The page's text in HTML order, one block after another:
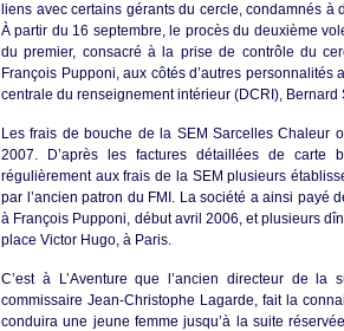
liens avec certains gérants du cercle, condamnés à
À partir du 16 septembre, le procès du deuxième
du premier, consacré à la prise de contrôle du
François Pupponi, aux côtés d’autres
centrale du renseignement intérieur (DCRI), Bernard
Les frais de bouche de la SEM Sarcelles Chaleur
2007. D’après les factures détaillées de carte
régulièrement aux frais de la SEM plusieurs
par l’ancien patron du FMI. La société a ainsi payé
à François Pupponi, début avril 2006, et plusieurs
place Victor Hugo, à Paris.
C’est à L’Aventure que l’ancien directeur de
commissaire Jean-Christophe Lagarde, fait la
conduira une jeune femme jusqu’à la suite